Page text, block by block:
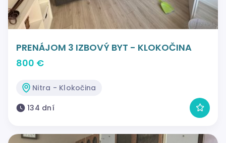
PRENÁJOM 3 IZBOVÝ BYT - KLOKOČINA
800 €
Nitra - Klokočina
134 dní